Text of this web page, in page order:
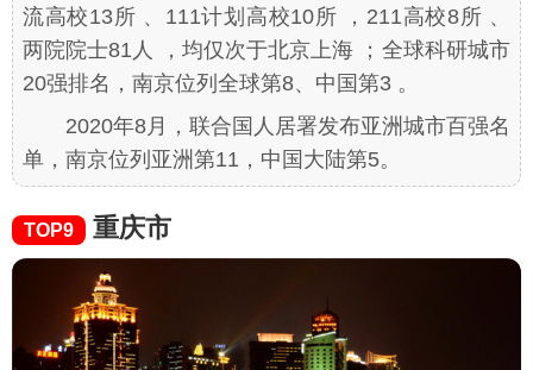
流高校13所 、111计划高校10所 ，211高校8所 、
两院院士81人 ，均仅次于北京上海 ；全球科研城市
20强排名，南京位列全球第8、中国第3 。
2020年8月，联合国人居署发布亚洲城市百强名
单，南京位列亚洲第11，中国大陆第5。
TOP9 重庆市